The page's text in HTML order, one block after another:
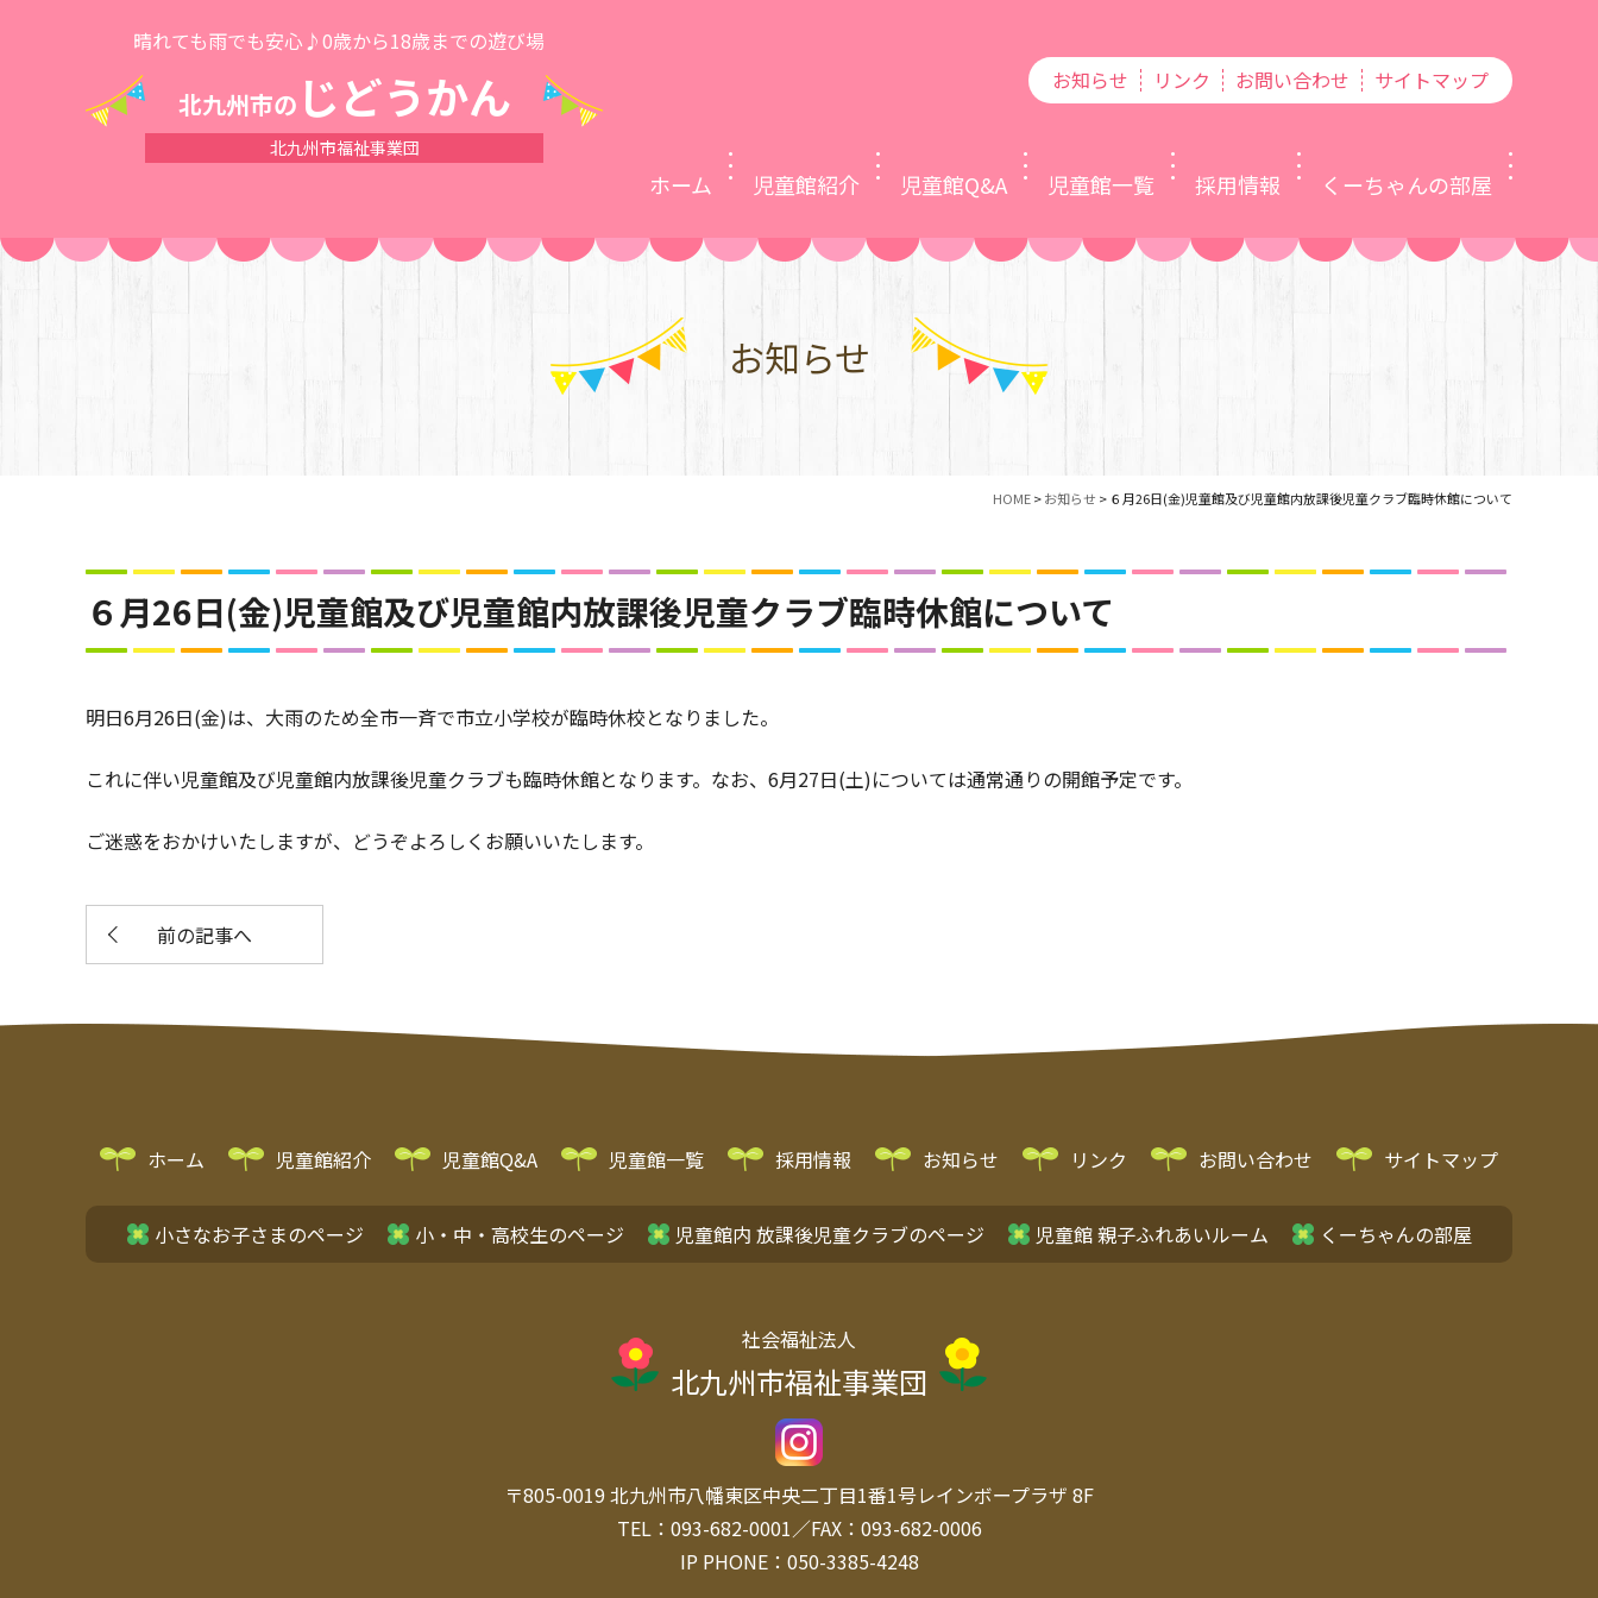
晴れても雨でも安心♪0歳から18歳までの遊び場
北九州市の じどうかん
北九州市福祉事業団
お知らせ リンク お問い合わせ サイトマップ
ホーム 児童館紹介 児童館Q&A 児童館一覧 採用情報 くーちゃんの部屋
お知らせ
HOME>お知らせ > ６月26日(金)児童館及び児童館内放課後児童クラブ臨時休館について
６月26日(金)児童館及び児童館内放課後児童クラブ臨時休館について
明日6月26日(金)は、大雨のため全市一斉で市立小学校が臨時休校となりました。
これに伴い児童館及び児童館内放課後児童クラブも臨時休館となります。なお、6月27日(土)については通常通りの開館予定です。
ご迷惑をおかけいたしますが、どうぞよろしくお願いいたします。
前の記事へ
ホーム 児童館紹介 児童館Q&A 児童館一覧 採用情報 お知らせ リンク お問い合わせ サイトマップ
小さなお子さまのページ 小・中・高校生のページ 児童館内 放課後児童クラブのページ 児童館 親子ふれあいルーム くーちゃんの部屋
社会福祉法人
北九州市福祉事業団
〒805-0019北九州市八幡東区中央二丁目1番1号レインボープラザ 8F
TEL：093-682-0001／FAX：093-682-0006
IP PHONE：050-3385-4248